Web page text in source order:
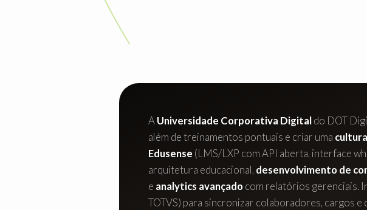
AUniversidade Corporativa Digitaldo DOT
além de treinamentos pontuais e criar uma
Edusense (LMS/LXP com API aberta, interface
arquitetura educacional, desenvolvimento de
e analytics avançadocom relatórios gerenciais.
TOTVS) para sincronizar colaboradores, cargos e